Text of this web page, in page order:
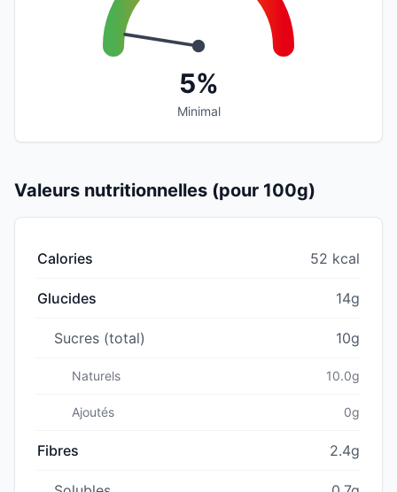
5%
Minimal
Valeurs nutritionnelles (pour 100g)
Calories 52 kcal
Glucides 14g
Sucres (total) 10g
Naturels 10.0g
Ajoutés 0g
Fibres 2.4g